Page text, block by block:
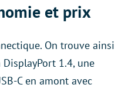
et prix
On trouve ainsi
DisplayPort 1.4, une
C en amont avec